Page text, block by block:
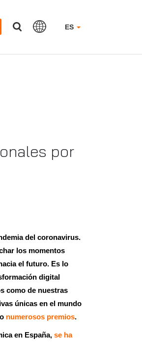
ES
por
del coronavirus.
los momentos
el futuro. Es lo
digital
como de nuestras
únicas en el mundo
numerosos premios.
en España, se ha